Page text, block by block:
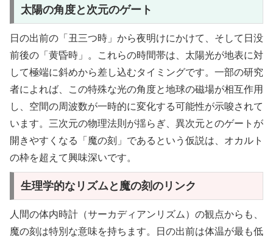
太陽の角度と次元のゲート
日の出前の「丑三つ時」から夜明けにかけて、そして日没
前後の「黄昏時」。これらの時間帯は、太陽光が地表に対
して極端に斜めから差し込むタイミングです。一部の研究
者によれば、この特殊な光の角度と地球の磁場が相互作用
し、空間の周波数が一時的に変化する可能性が示唆されて
います。三次元の物理法則が揺らぎ、異次元とのゲートが
開きやすくなる「魔の刻」であるという仮説は、オカルト
の枠を超えて興味深いです。
生理学的なリズムと魔の刻のリンク
人間の体内時計（サーカディアンリズム）の観点からも、
魔の刻は特別な意味を持ちます。日の出前は体温が最も低